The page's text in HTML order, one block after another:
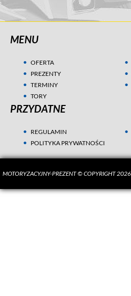
MENU
OFERTA
PREZENTY
TERMINY
TORY
PRZYDATNE
REGULAMIN
POLITYKA PRYWATNOŚCI
MOTORYZACYJNY-PREZENT © COPYRIGHT